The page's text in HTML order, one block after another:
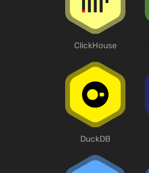
ClickHouse
DuckDB